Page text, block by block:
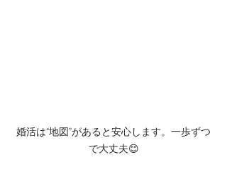
婚活は“地図”があると安心します。一歩ずつ
で大丈夫😊